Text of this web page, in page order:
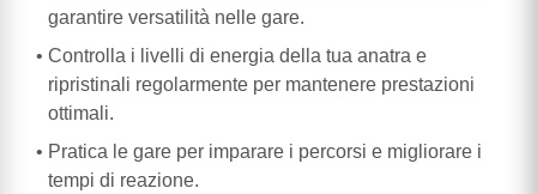
garantire versatilità nelle gare.
Controlla i livelli di energia della tua anatra e
ripristinali regolarmente per mantenere prestazioni
ottimali.
Pratica le gare per imparare i percorsi e migliorare i
tempi di reazione.